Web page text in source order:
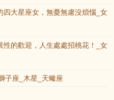
四大星座女，無憂無慮沒煩惱_女
的歡迎，人生處處招桃花！_女
子座_木星_天蠍座